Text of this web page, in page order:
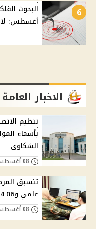
6
أغسطس: لا
الاخبار العامة
تنظيم
بأسماء
الشكاوى
علمي و64.06% أدبي والكليات المتوقعة